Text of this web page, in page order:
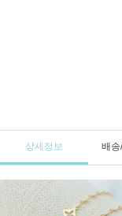
상세정보 배송